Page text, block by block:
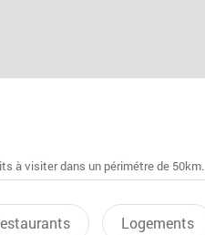
à visiter dans un périmétre de 50km.
Logements